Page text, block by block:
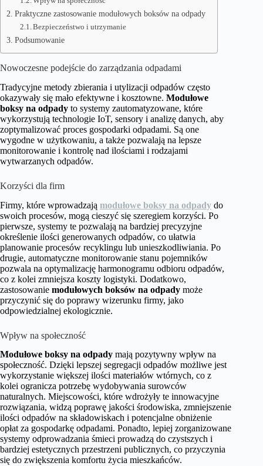
Praktyczne zastosowanie modułowych boksów na odpady
Bezpieczeństwo i utrzymanie
Podsumowanie
Nowoczesne podejście do zarządzania odpadami
Tradycyjne metody zbierania i utylizacji odpadów często
okazywały się mało efektywne i kosztowne. Modułowe
boksy na odpady to systemy zautomatyzowane, które
wykorzystują technologie IoT, sensory i analizę danych, aby
zoptymalizować proces gospodarki odpadami. Są one
wygodne w użytkowaniu, a także pozwalają na lepsze
monitorowanie i kontrolę nad ilościami i rodzajami
wytwarzanych odpadów.
Korzyści dla firm
Firmy, które wprowadzają modułowe boksy na odpady do
swoich procesów, mogą cieszyć się szeregiem korzyści. Po
pierwsze, systemy te pozwalają na bardziej precyzyjne
określenie ilości generowanych odpadów, co ułatwia
planowanie procesów recyklingu lub unieszkodliwiania. Po
drugie, automatyczne monitorowanie stanu pojemników
pozwala na optymalizację harmonogramu odbioru odpadów,
co z kolei zmniejsza koszty logistyki. Dodatkowo,
zastosowanie modułowych boksów na odpady może
przyczynić się do poprawy wizerunku firmy, jako
odpowiedzialnej ekologicznie.
Wpływ na społeczność
Modułowe boksy na odpady mają pozytywny wpływ na
społeczność. Dzięki lepszej segregacji odpadów możliwe jest
wykorzystanie większej ilości materiałów wtórnych, co z
kolei ogranicza potrzebę wydobywania surowców
naturalnych. Miejscowości, które wdrożyły te innowacyjne
rozwiązania, widzą poprawę jakości środowiska, zmniejszenie
ilości odpadów na składowiskach i potencjalne obniżenie
opłat za gospodarkę odpadami. Ponadto, lepiej zorganizowane
systemy odprowadzania śmieci prowadzą do czystszych i
bardziej estetycznych przestrzeni publicznych, co przyczynia
się do zwiększenia komfortu życia mieszkańców.